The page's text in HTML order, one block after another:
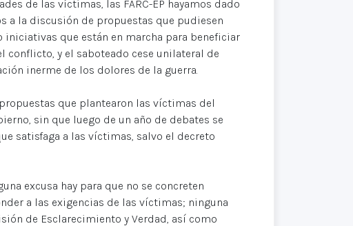
de las víctimas, las FARC-EP hayamos dado
a la discusión de propuestas que pudiesen
que están en marcha para beneficiar
conflicto, y el saboteado cese unilateral de
inerme de los dolores de la guerra.
que plantearon las víctimas del
sin que luego de un año de debates se
satisfaga a las víctimas, salvo el decreto
excusa hay para que no se concreten
a las exigencias de las víctimas; ninguna
de Esclarecimiento y Verdad, así como